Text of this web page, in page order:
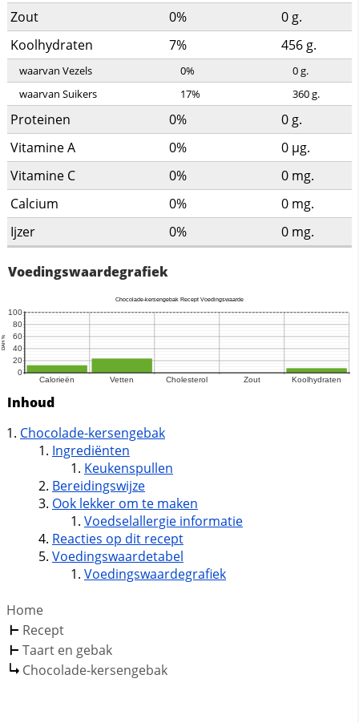
Zout 0% 0 g.
Koolhydraten
7% 456 g.
waarvan Vezels 0% 0g.
waarvan Suikers
17% 360g.
Proteinen 0% 0 g.
Vitamine A
0% 0 µg.
Vitamine C
0% 0 mg.
Calcium
0% 0 mg.
Ijzer
0% 0 mg.
Voedingswaardegrafiek
Inhoud
Chocolade-kersengebak
Ingrediënten
Keukenspullen
Bereidingswijze
Ook lekker om te maken
Voedselallergie informatie
Reacties op dit recept
Voedingswaardetabel
Voedingswaardegrafiek
Home
Recept
Taart en gebak
Chocolade-kersengebak